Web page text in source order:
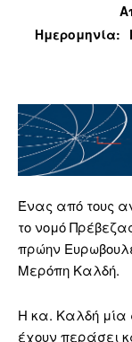
Ημερομηνία:
Ένας από τους
το νομό
πρώην
Μερόπη Καλδή.
Η κα. Καλδή μία
έχουν περάσει